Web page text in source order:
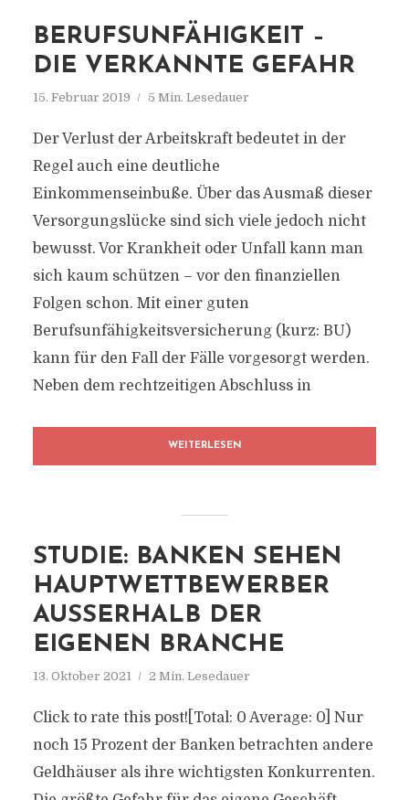
BERUFSUNFÄHIGKEIT –
DIE VERKANNTE GEFAHR
15. Februar 2019 5 Min. Lesedauer
Der Verlust der Arbeitskraft bedeutet in der
Regel auch eine deutliche
Einkommenseinbuße. Über das Ausmaß dieser
Versorgungslücke sind sich viele jedoch nicht
bewusst. Vor Krankheit oder Unfall kann man
sich kaum schützen – vor den finanziellen
Folgen schon. Mit einer guten
Berufsunfähigkeitsversicherung (kurz: BU)
kann für den Fall der Fälle vorgesorgt werden.
Neben dem rechtzeitigen Abschluss in
WEITERLESEN
STUDIE: BANKEN SEHEN
HAUPTWETTBEWERBER
AUSSERHALB DER E
IGENEN BRANCHE
13. Oktober 2021 2 Min. Lesedauer
Click to rate this post![Total: 0 Average: 0] Nur
noch 15 Prozent der Banken betrachten andere
Geldhäuser als ihre wichtigsten Konkurrenten.